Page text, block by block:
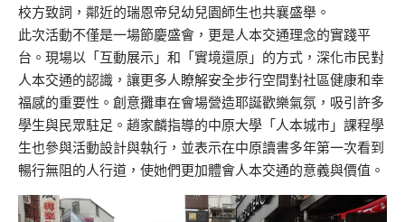
校方致詞，鄰近的瑞恩帝兒幼兒園師生也共襄盛舉。
此次活動不僅是一場節慶盛會，更是人本交通理念的實踐平
台。現場以「互動展示」和「實境還原」的方式，深化市民對
人本交通的認識，讓更多人瞭解安全步行空間對社區健康和幸
福感的重要性。創意攤車在會場營造耶誕歡樂氣氛，吸引許多
學生與民眾駐足。趙家麟指導的中原大學「人本城市」課程學
生也參與活動設計與執行，並表示在中原讀書多年第一次看到
暢行無阻的人行道，使她們更加體會人本交通的意義與價值。